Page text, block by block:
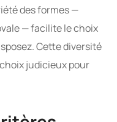
des formes —
— facilite le choix
Cette diversité
judicieux pour